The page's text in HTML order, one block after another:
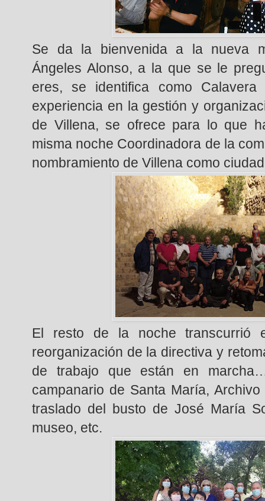
Se da la bienvenida a la nueva
Ángeles Alonso, a la que se le
eres, se identifica como
experiencia en la gestión y
de Villena, se ofrece para lo que
misma noche Coordinadora de la
nombramiento de Villena como
El resto de la noche transcurrió
reorganización de la directiva y
de trabajo que están en
campanario de Santa María,
traslado del busto de José María
museo, etc.